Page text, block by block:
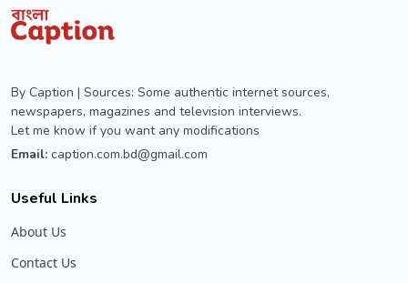
By Caption | Sources: Some authentic internet sources,
newspapers, magazines and television interviews.
Let me know if you want any modifications
Email: caption.com.bd@gmail.com
Useful Links
About Us
Contact Us